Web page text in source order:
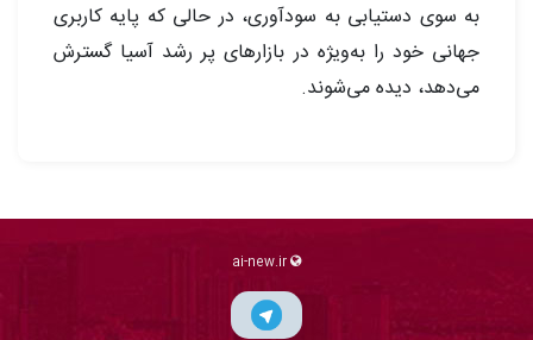
به سوی دستیابی به سودآوری، در حالی که پایه کاربری
جهانی خود را به‌ویژه در بازارهای پر رشد آسیا گسترش
می‌دهد، دیده می‌شوند.